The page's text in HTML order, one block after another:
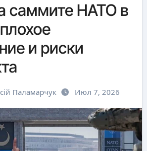
саммите НАТО в
и риски
Паламарчук Июл 7, 2026